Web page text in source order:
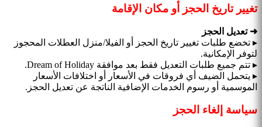
تغيير تاريخ الحجز أو مكان الإقامة
➜ تعديل الحجز
▸ تخضع طلبات تغيير تاريخ الحجز أو الفيلا/منزل العطلات المحجوز
لتوفر الإمكانية.
▸ تتم جميع طلبات التعديل فقط بعد موافقة Dream of Holiday.
▸ يتحمل الضيف أي فروقات في الأسعار أو اختلافات الأسعار
الموسمية أو رسوم الخدمات الإضافية الناتجة عن تعديل الحجز.
سياسة إلغاء الحجز